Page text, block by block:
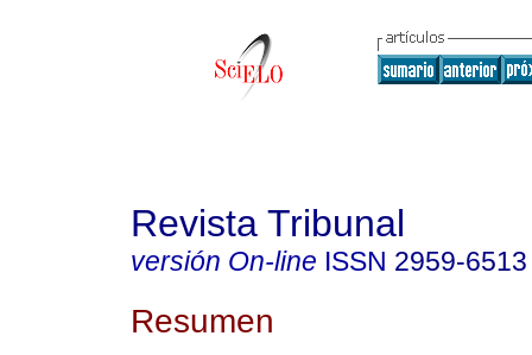
Revista Tribunal
versión On-line ISSN 2959-6513
Resumen